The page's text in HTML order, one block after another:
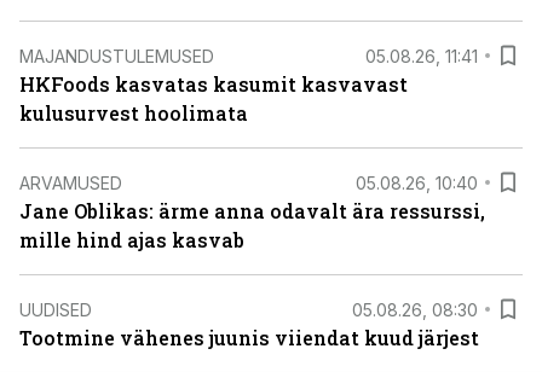
MAJANDUSTULEMUSED 05.08.26, 11:41
HKFoods kasvatas kasumit kasvavast
kulusurvest hoolimata
ARVAMUSED 05.08.26, 10:40
Jane Oblikas: ärme anna odavalt ära ressurssi,
mille hind ajas kasvab
UUDISED 05.08.26, 08:30
Tootmine vähenes juunis viiendat kuud järjest